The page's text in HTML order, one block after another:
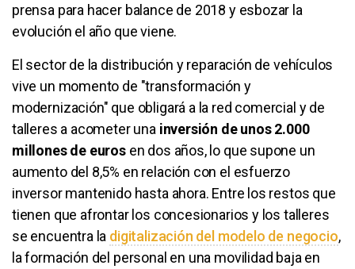
prensa para hacer balance de 2018 y esbozar la
evolución el año que viene.
El sector de la distribución y reparación de vehículos
vive un momento de "transformación y
modernización" que obligará a la red comercial y de
talleres a acometer una inversión de unos 2.000
millones de eurosen dos años, lo que supone un
aumento del 8,5% en relación con el esfuerzo
inversor mantenido hasta ahora. Entre los restos que
tienen que afrontar los concesionarios y los talleres
se encuentra la digitalización del modelo de negocio,
la formación del personal en una movilidad baja en